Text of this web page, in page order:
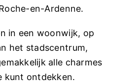
en-Ardenne.
in een woonwijk, op
het stadscentrum,
alle charmes
kunt ontdekken.